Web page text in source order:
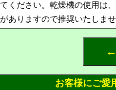
てください。乾燥機の使用は
がありますので推奨いたしま
お客様にご愛